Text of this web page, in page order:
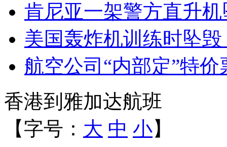
肯尼亚一架警方直升
美国轰炸机训练时坠
航空公司“内部定”特价
香港到雅加达航班
【字号： 大 中 小】